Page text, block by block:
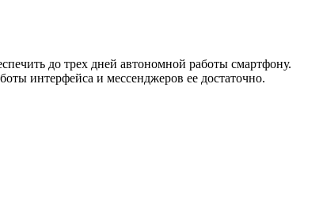
до трех дней автономной работы смартфону.
интерфейса и мессенджеров ее достаточно.